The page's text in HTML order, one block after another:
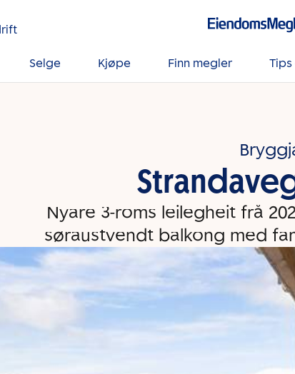
Selge Kjøpe Finn megler
Nyare 3-roms leilegheit frå
søraustvendt balkong med